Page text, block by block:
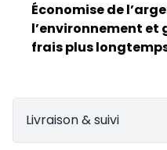
Économise de
l’environnement
frais plus
Livraison & suivi